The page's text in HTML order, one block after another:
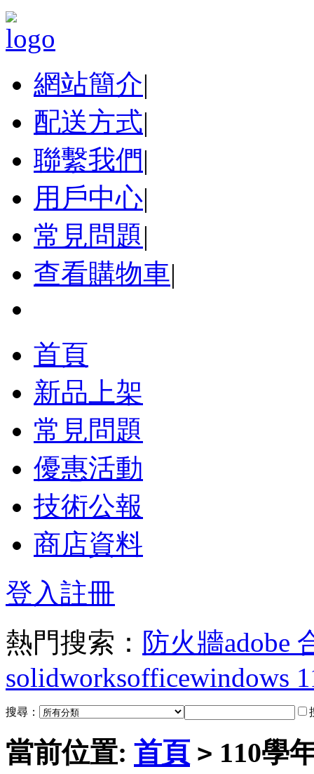
網站簡介|
配送方式|
聯繫我們|
用戶中心|
常見問題|
查看購物車|
首頁
新品上架
常見問題
優惠活動
技術公報
商店資料
登入註冊
熱門搜索： 防火牆adobe
solidworksofficewindows
搜尋：
當前位置: 首頁 > 110學